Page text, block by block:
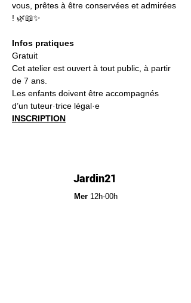
vous, prêtes à être conservées et admirées
! 🌿📖✨
Infos pratiques
Gratuit
Cet atelier est ouvert à tout public, à partir
de 7 ans.
Les enfants doivent être accompagnés
d’un tuteur·trice légal·e
INSCRIPTION
Jardin21
Mer12h-00h